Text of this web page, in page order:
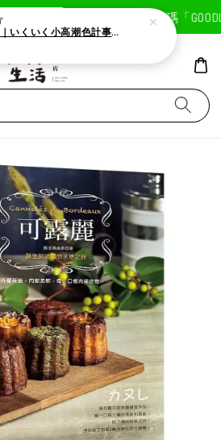
購物！ 首次註冊輸入折扣碼「
好好閱讀T｜いくいく小高潮色計事務所X好好生活書店聯名款